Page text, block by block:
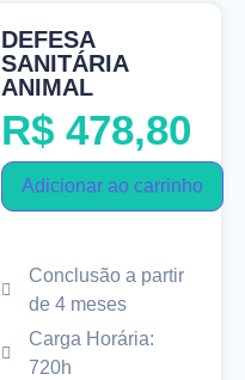
DEFESA
SANITÁRIA
ANIMAL
R$ 478,80
Adicionar ao carrinho
Conclusão a partir
de 4 meses
Carga Horária:
720h